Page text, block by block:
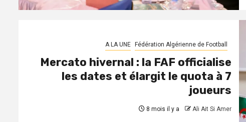
A LA UNE Fédération Algérienne de Football
Mercato hivernal : la FAF officialise
les dates et élargit le quota à 7
joueurs
8 mois il y a Ali Ait Si Amer